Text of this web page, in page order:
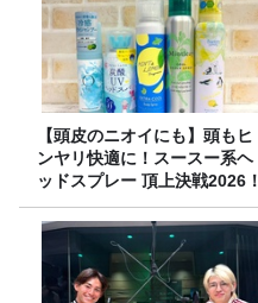
【頭皮のニオイにも】頭もヒ
ンヤリ快適に！スースー系ヘ
ッドスプレー 頂上決戦2026！